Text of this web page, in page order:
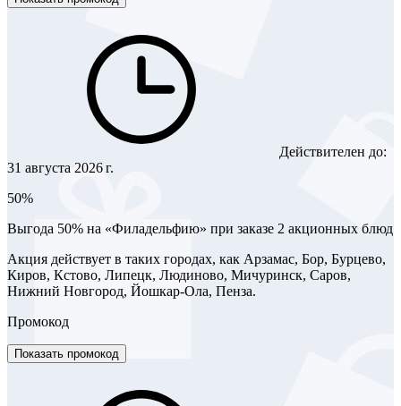
Действителен до:
31 августа 2026 г.
50%
Выгода 50% на «Филадельфию» при заказе 2 акционных блюд
Акция действует в таких городах, как Арзамас, Бор, Бурцево,
Киров, Кстово, Липецк, Людиново, Мичуринск, Саров,
Нижний Новгород, Йошкар-Ола, Пенза.
Промокод
Показать промокод